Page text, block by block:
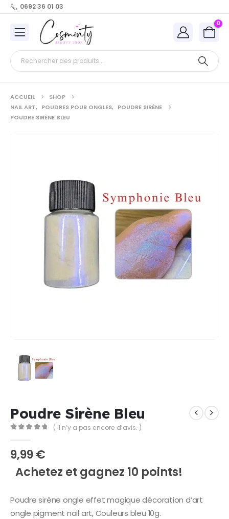
0692 36 01 03
0
ACCUEIL
SHOP
NAIL ART, POUDRES POUR ONGLES, POUDRE SIRÈNE
POUDRE SIRÈNE BLEU
Poudre Sirène Bleu
( Il n’y a pas encore d’avis. )
9,99€
Achetez et gagnez 10 points!
Poudre sirène ongle effet magique décoration d’art
ongle pigment nail art, Couleurs bleu 10g.